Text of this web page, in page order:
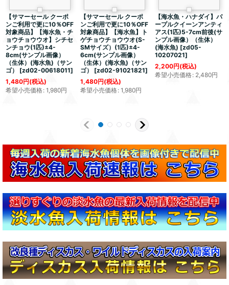
【サマーセール クーポ
ンご利用で更に10％OFF
対象商品】【海水魚・チ
ョウチョウウオ】シチセ
ンチョウ(1匹)±4-
8cm(サンプル画像）
（生体）(海水魚)（サン
ゴ）
[zd02-00618011]
1,480円(税込)
希望小売価格: 1,980円
【サマーセール クーポ
ンご利用で更に10％OFF
対象商品】【海水魚】ト
ゲチョウチョウウオ(S-
SMサイズ）(1匹)±4-
6cm(サンプル画像）
（生体）(海水魚)（サン
ゴ）
[zd02-91021821]
1,480円(税込)
希望小売価格: 1,980円
【海水魚・ハナダイ】パ
ープルクイーンアンティ
アス(1匹)5-7cm前後(サ
ンプル画像）（生体）
(海水魚) [zd05-
10207021]
2,200円(税込)
希望小売価格: 2,480円